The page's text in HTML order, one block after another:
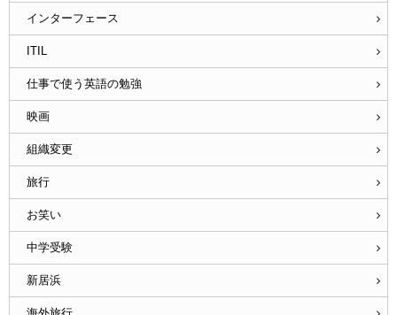
インターフェース
ITIL
仕事で使う英語の勉強
映画
組織変更
旅行
お笑い
中学受験
新居浜